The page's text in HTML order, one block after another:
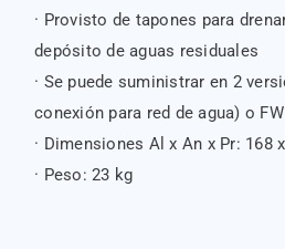
· Provisto de tapones para
depósito de aguas residuales
· Se puede suministrar en 2
conexión para red de agua) o
· Dimensiones Al x An x Pr: 168
· Peso: 23 kg